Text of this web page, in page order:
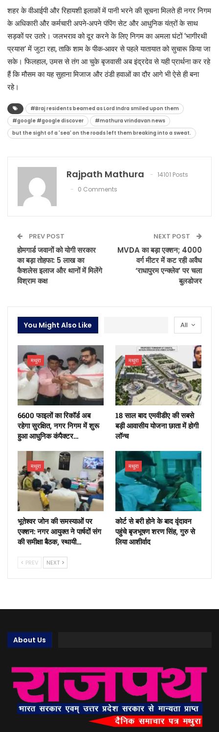
शहर के वीआईपी और रिहायशी इलाकों में पानी भरने की सूचना मिलते ही नगर निगम
के अधिकारी और कर्मचारी अपने-अपने पंपिंग सेट और आधुनिक यंत्रों के साथ
सड़कों पर उतरे। जलभराव को दूर करने के लिए निगम का अमला घंटों ‘भागीरथी
प्रयास’ में जुटा रहा, ताकि शाम के पीक-आवर से पहले यातायात को सुचारू किया जा
सके। फिलहाल, उमस से तंग आ चुके बृजवासी अब इंद्रदेव से यही प्रार्थना कर रहे
हैं कि मौसम का यह सुहाना मिजाज और ठंडी हवाओं का दौर आगे भी ऐसे ही बना
रहे।
#Braj residents beamed as Lord Indra smiled upon them
#google #google discover
#mathura vrindavan news
but the sight of a 'sea' on the roads left them breaking into a sweat.
Rajpath Mathura
14101 Posts
0 Comments
PREV POST
होमगार्ड जवानों को योगी सरकार
का बड़ा तोहफा: 5 लाख का
कैशलेस इलाज और थानों में मिलेंगे
विश्राम कक्ष
NEXT POST
MVDA का बड़ा एक्शन; 4000
वर्ग मीटर में कट रही अवैध
‘राधापुरम एन्क्लेव’ पर चला
बुलडोजर
All
You Might Also Like
मथुरा
6600 फाइलों का रिकॉर्ड अब
रहेगा सुरक्षित, नगर निगम में शुरू
हुआ आधुनिक कंपैक्टर…
मथुरा
18 साल बाद एमवीडीए की सबसे
बड़ी आवासीय योजना छाता में होगी
लॉन्च
मथुरा
भूतेश्वर जोन की समस्याओं पर
एक्शन: नगर आयुक्त ने पार्षदों संग
की समीक्षा बैठक, स्थायी…
मथुरा
कोर्ट से बरी होने के बाद वृंदावन
पहुंचे बृजभूषण शरण सिंह, गुरु से
लिया आशीर्वाद
PREV NEXT
About Us